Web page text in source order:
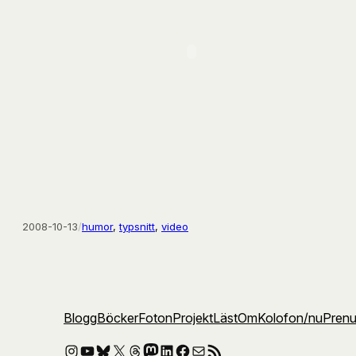
2008-10-13/humor, typsnitt, video
BloggBöckerFotonProjektLästOmKolofon/nu
Instagram
YouTube
Bluesky
X Threads
Mastodon
LinkedIn
Facebook
E-postRSS-flöde